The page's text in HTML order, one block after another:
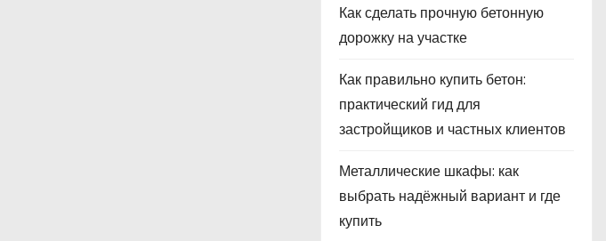
Как сделать прочную бетонную
дорожку на участке
Как правильно купить бетон:
практический гид для
застройщиков и частных клиентов
Металлические шкафы: как
выбрать надёжный вариант и где
купить